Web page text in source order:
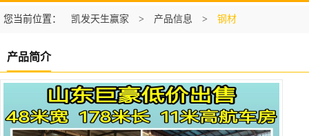
家
您当前位置： 凯发天生赢家 > 产品信息 > 钢材
产品简介